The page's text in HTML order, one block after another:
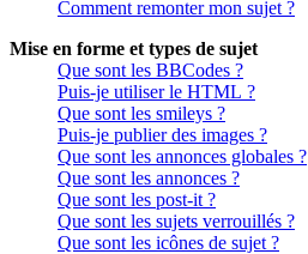
Comment remonter mon sujet ?
Mise en forme et types de sujet
Que sont les BBCodes ?
Puis-je utiliser le HTML ?
Que sont les smileys ?
Puis-je publier des images ?
Que sont les annonces globales ?
Que sont les annonces ?
Que sont les post-it ?
Que sont les sujets verrouillés ?
Que sont les icônes de sujet ?